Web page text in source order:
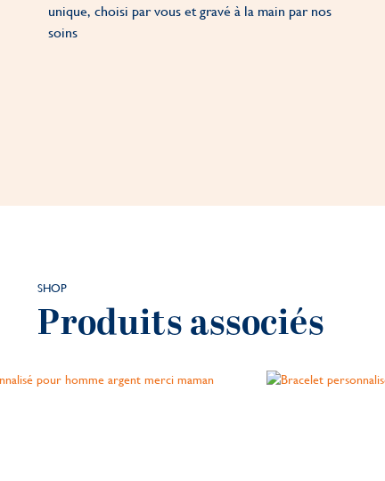
unique, choisi par vous et gravé à la main par nos
soins
SHOP
Produits associés